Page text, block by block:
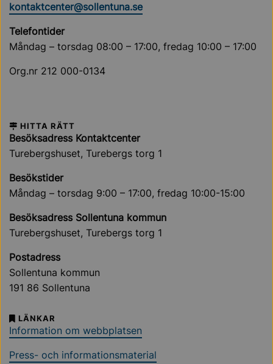
kontaktcenter@sollentuna.se
Telefontider
Måndag – torsdag 08:00 – 17:00, fredag 10:00 – 17:00
Org.nr 212 000-0134
HITTA RÄTT
Besöksadress Kontaktcenter
Turebergshuset, Turebergs torg 1
Besökstider
Måndag – torsdag 9:00 – 17:00, fredag 10:00-15:00
Besöksadress Sollentuna kommun
Turebergshuset, Turebergs torg 1
Postadress
Sollentuna kommun
191 86 Sollentuna
LÄNKAR
Information om webbplatsen
Press- och informationsmaterial